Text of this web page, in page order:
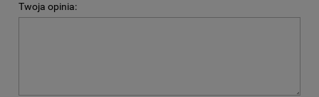
Twoja opinia: